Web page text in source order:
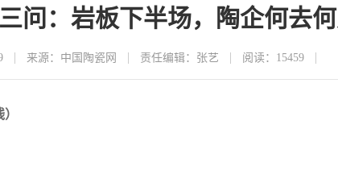
问：岩板下半场，陶企何去何
来源：中国陶瓷网 责任编辑：张艺 阅读：15459